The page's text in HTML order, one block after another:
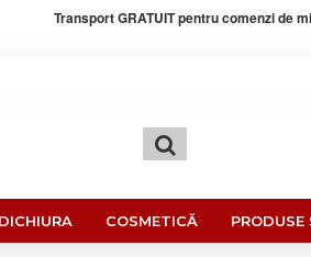
Transport GRATUIT pentru comenzi de
COSMETICĂ PRODUSE